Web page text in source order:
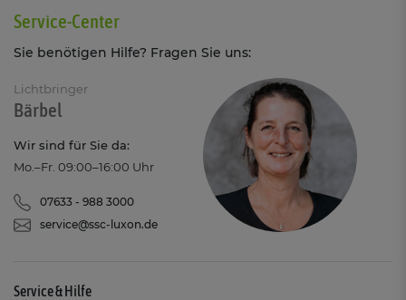
Service-Center
Sie benötigen Hilfe? Fragen Sie uns:
Lichtbringer
Bärbel
Wir sind für Sie da:
Mo.–Fr. 09:00–16:00 Uhr
07633 - 988 3000
service@ssc-luxon.de
Service & Hilfe